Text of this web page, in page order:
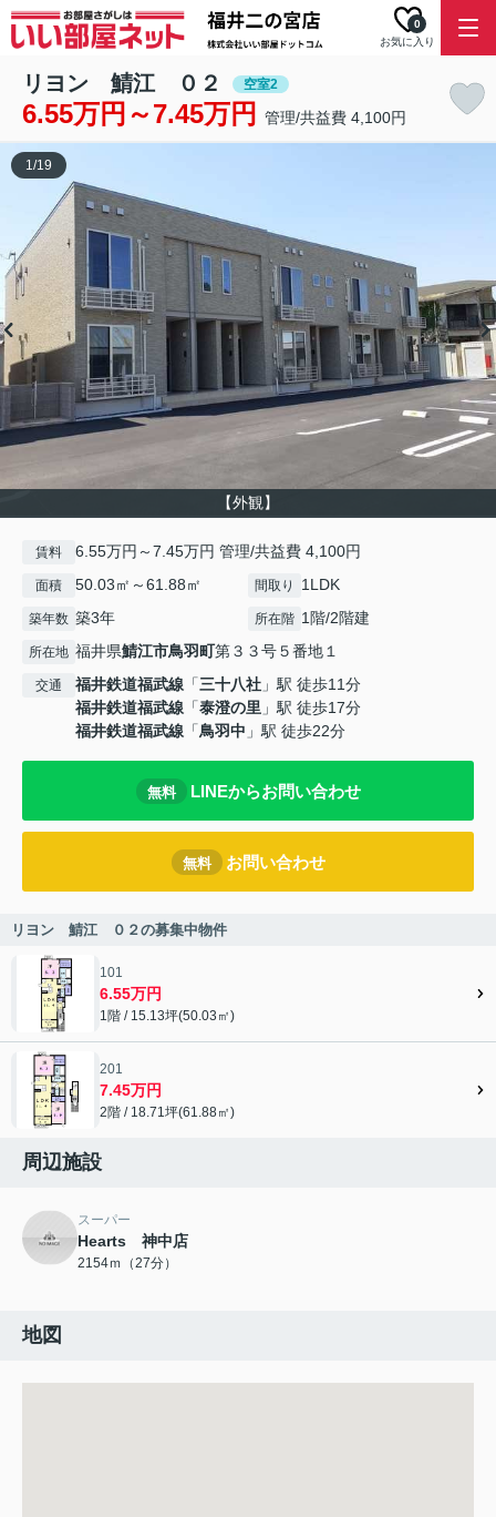
お気に入り
0
リヨン 鯖江 ０２ 空室2
6.55万円～7.45万円 管理/共益費 4,100円
【外観】
1/19
賃料 6.55万円～7.45万円 管理/共益費 4,100円
面積 50.03㎡～61.88㎡ 間取り 1LDK
築年数 築3年 所在階 1階/2階建
所在地 福井県鯖江市鳥羽町第３３号５番地１
交通 福井鉄道福武線 「三十八社 」駅 徒歩11分
福井鉄道福武線 「泰澄の里 」駅 徒歩17分
福井鉄道福武線 「鳥羽中 」駅 徒歩22分
無料 LINEからお問い合わせ
無料 お問い合わせ
リヨン 鯖江 ０２の募集中物件
101
6.55万円
1階 / 15.13坪(50.03㎡)
201
7.45万円
2階 / 18.71坪(61.88㎡)
周辺施設
スーパー
Hearts 神中店
2154ｍ（27分）
地図